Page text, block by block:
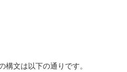
構文は以下の通りです。